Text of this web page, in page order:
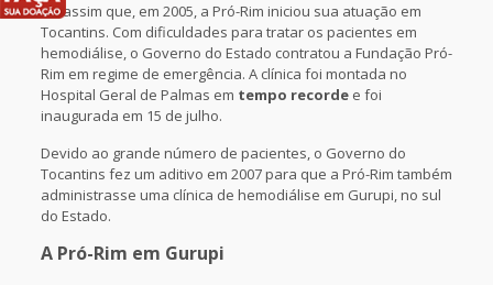
Foi assim que, em 2005, a Pró-Rim iniciou sua atuação em
Tocantins. Com dificuldades para tratar os pacientes em
hemodiálise, o Governo do Estado contratou a Fundação Pró-
Rim em regime de emergência. A clínica foi montada no
Hospital Geral de Palmas em tempo recordee foi
inaugurada em 15 de julho.
Devido ao grande número de pacientes, o Governo do
Tocantins fez um aditivo em 2007 para que a Pró-Rim também
administrasse uma clínica de hemodiálise em Gurupi, no sul
do Estado.
A Pró-Rim em Gurupi